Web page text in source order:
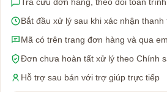
Tra cứu đơn hàng, theo dõi toàn trình
Bắt đầu xử lý sau khi xác nhận thanh
Mã có trên trang đơn hàng và qua
Đơn chưa hoàn tất xử lý theo Chính
Hỗ trợ sau bán với trợ giúp trực tiếp